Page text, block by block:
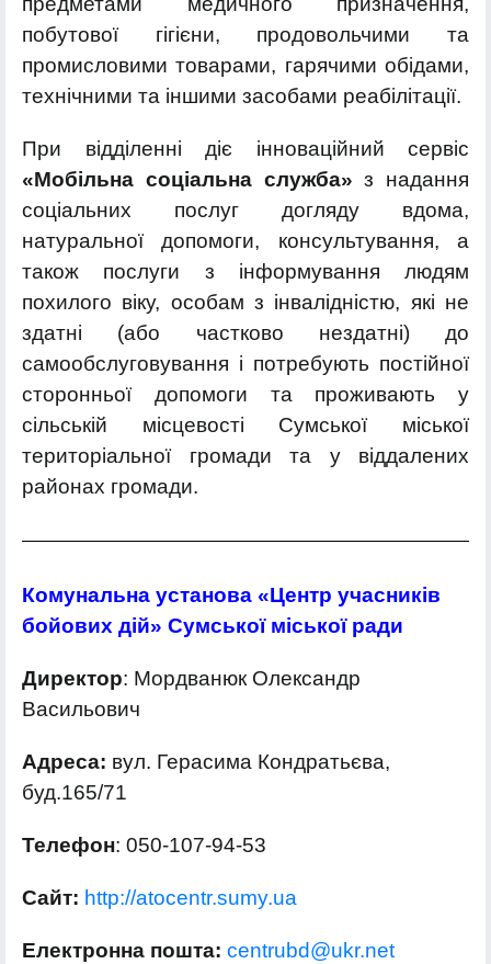
побутової гігієни, продовольчими та
промисловими товарами, гарячими обідами,
технічними та іншими засобами реабілітації.
При відділенні діє інноваційний сервіс
«Мобільна соціальна служба» з надання
соціальних послуг догляду вдома,
натуральної допомоги, консультування, а
також послуги з інформування людям
похилого віку, особам з інвалідністю, які не
здатні (або частково нездатні) до
самообслуговування і потребують постійної
сторонньої допомоги та проживають у
сільській місцевості Сумської міської
територіальної громади та у віддалених
районах громади.
Комунальна установа «Центр учасників
бойових дій» Сумської міської ради
Директор: Мордванюк Олександр
Васильович
Адреса: вул. Герасима Кондратьєва,
буд.165/71
Телефон: 050-107-94-53
Сайт: http://atocentr.sumy.ua
Електронна пошта: centrubd@ukr.net